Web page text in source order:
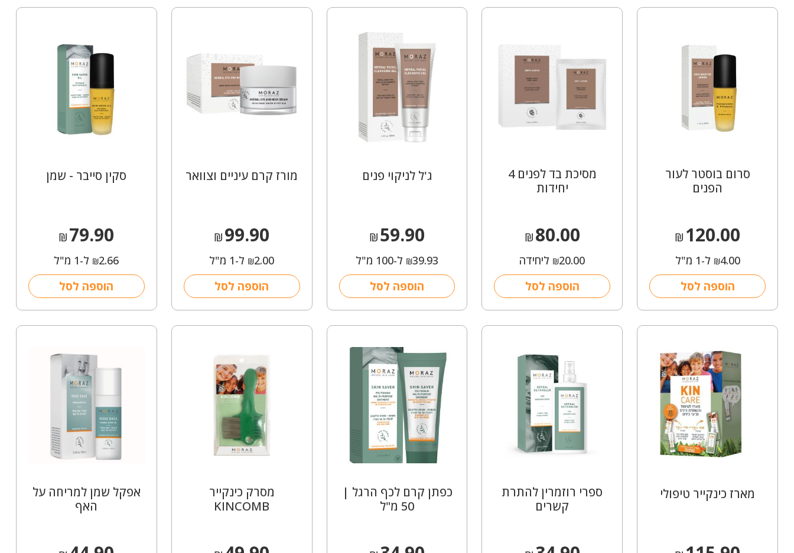
סרום בוסטר לעור
הפנים
₪ 120.00
₪4.00 ל-1 מ"ל
הוספה לסל
מסיכת בד לפנים 4
יחידות
₪80.00
₪20.00 ליחידה
הוספה לסל
ג'ל לניקוי פנים
₪59.90
₪39.93 ל-100 מ"ל
הוספה לסל
מורז קרם עיניים וצוואר
₪99.90
₪2.00 ל-1 מ"ל
הוספה לסל
סקין סייבר - שמן
₪79.90
₪2.66 ל-1 מ"ל
הוספה לסל
מארז כינקייר טיפולי
ספרי רוזמרין להתרת
קשרים
כפתן קרם לכף הרגל |
50 מ"ל
מסרק כינקייר
KINCOMB
אפקל שמן למריחה על
האף